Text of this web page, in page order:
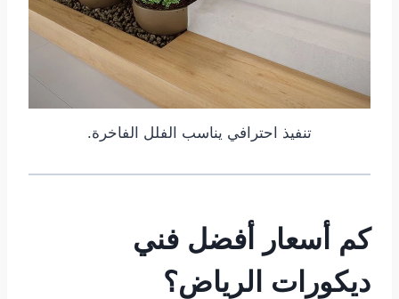
تنفيذ احترافي يناسب الفلل الفاخرة.
كم أسعار أفضل فني
ديكورات الرياض؟